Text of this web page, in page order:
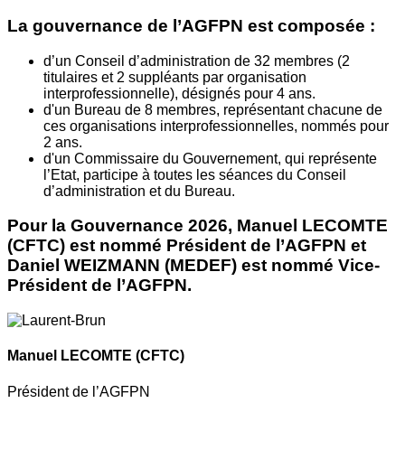
La gouvernance de l’AGFPN est composée :
d’un Conseil d’administration de 32 membres (2
titulaires et 2 suppléants par organisation
interprofessionnelle), désignés pour 4 ans.
d'un Bureau de 8 membres, représentant chacune de
ces organisations interprofessionnelles, nommés pour
2 ans.
d'un Commissaire du Gouvernement, qui représente
l’Etat, participe à toutes les séances du Conseil
d’administration et du Bureau.
Pour la Gouvernance 2026, Manuel LECOMTE
(CFTC) est nommé Président de l’AGFPN et
Daniel WEIZMANN (MEDEF) est nommé Vice-
Président de l’AGFPN.
Manuel LECOMTE (CFTC)
Président de l’AGFPN